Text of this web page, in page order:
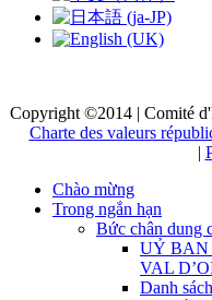
Copyright ©2014 | Comité
Charte des valeurs
|
Chào mừng
Trong ngắn hạn
Bức chân dung
UỶ BAN
VAL
Danh